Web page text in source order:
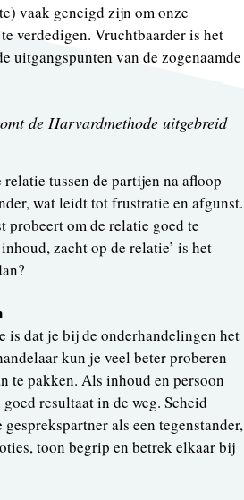
vaak geneigd zijn om onze
verdedigen. Vruchtbaarder is het
uitgangspunten van de zogenaamde
de Harvardmethode uitgebreid
tussen de partijen na afloop
wat leidt tot frustratie en afgunst.
om de relatie goed te
zacht op de relatie’ is het
is dat je bij de onderhandelingen het
kun je veel beter proberen
te pakken. Als inhoud en persoon
resultaat in de weg. Scheid
als een tegenstander,
toon begrip en betrek elkaar bij